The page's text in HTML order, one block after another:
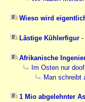
Wieso wird
Lästige Kühlerfigur -
Afrikanische
Im Osten nur
Man schreibt
1 Mio abgelehnter